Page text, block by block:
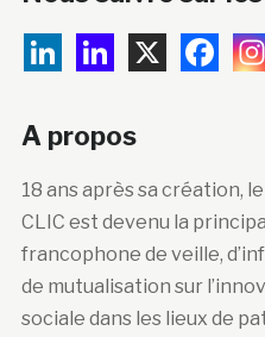
A propos
18 ans après sa création,
CLIC est devenu la
francophone de veille,
de mutualisation sur
sociale dans les lieux de